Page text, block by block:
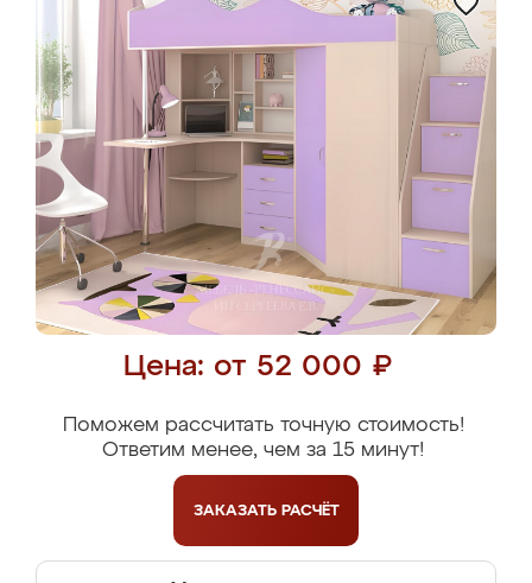
Цена: от 52 000 ₽
Поможем рассчитать точную стоимость!
Ответим менее, чем за 15 минут!
ЗАКАЗАТЬ РАСЧЁТ